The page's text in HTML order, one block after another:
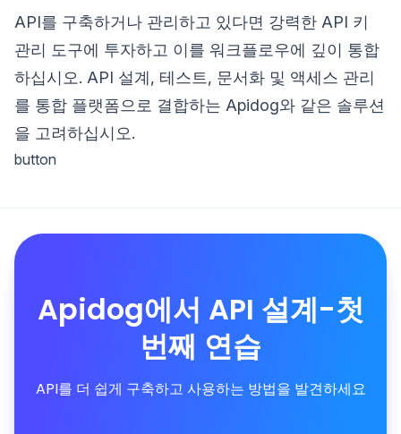
API를 구축하거나 관리하고 있다면 강력한 API 키
관리 도구에 투자하고 이를 워크플로우에 깊이 통합
하십시오. API 설계, 테스트, 문서화 및 액세스 관리
를 통합 플랫폼으로 결합하는 Apidog와 같은 솔루션
을 고려하십시오.
button
Apidog에서 API 설계-첫
번째 연습
API를 더 쉽게 구축하고 사용하는 방법을 발견하세요